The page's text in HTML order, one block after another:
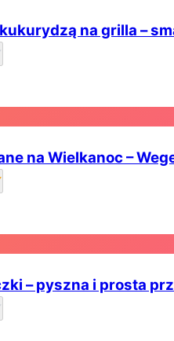
na grilla –
na Wielkanoc –
– pyszna i prosta